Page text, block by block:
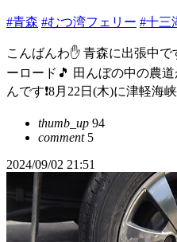
#青森 #むつ湾フェリー #十三
こんばんわ✋ 青森に出張中
ーロード🎵 田んぼの中の農
んです❗️8月22日(木)に津軽海
thumb_up 94
comment5
2024/09/02 21:51